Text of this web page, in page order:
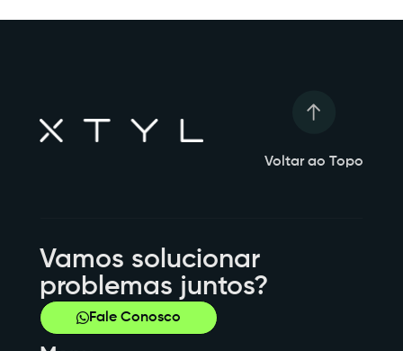
Voltar ao Topo
Vamos solucionar
problemas juntos?
Fale Conosco